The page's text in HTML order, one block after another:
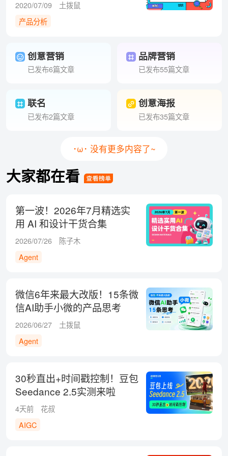
2020/07/09
土拨鼠
产品分析
创意营销
已发布6篇文章
品牌营销
已发布55篇文章
联名
已发布2篇文章
创意海报
已发布35篇文章
･ω･ 没有更多内容了~
大家都在看
第一波！2026年7月精选实
用 AI 和设计干货合集
2026/07/26
陈子木
Agent
微信6年来最大改版！15条微
信AI助手小微的产品思考
2026/06/27
土拨鼠
Agent
30秒直出+时间戳控制！豆包
Seedance 2.5实测来啦
4天前
花叔
AIGC